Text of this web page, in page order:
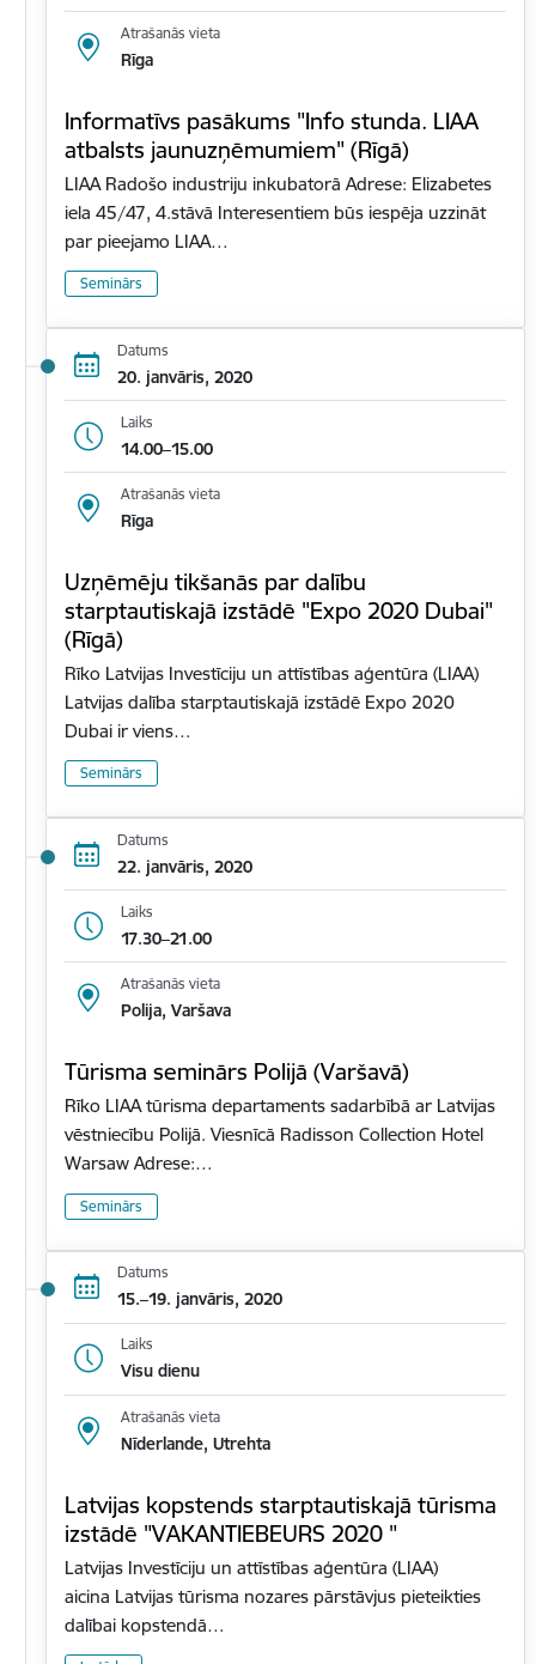
Atrašanās vieta
Rīga
Informatīvs pasākums "Info stunda. LIAA
atbalsts jaunuzņēmumiem" (Rīgā)
LIAA Radošo industriju inkubatorā Adrese: Elizabetes
iela 45/47, 4.stāvā Interesentiem būs iespēja uzzināt
par pieejamo LIAA…
Seminārs
Datums
20. janvāris, 2020
Laiks
14.00–15.00
Atrašanās vieta
Rīga
Uzņēmēju tikšanās par dalību
starptautiskajā izstādē "Expo 2020 Dubai"
(Rīgā)
Rīko Latvijas Investīciju un attīstības aģentūra (LIAA)
Latvijas dalība starptautiskajā izstādē Expo 2020
Dubai ir viens…
Seminārs
Datums
22. janvāris, 2020
Laiks
17.30–21.00
Atrašanās vieta
Polija, Varšava
Tūrisma seminārs Polijā (Varšavā)
Rīko LIAA tūrisma departaments sadarbībā ar Latvijas
vēstniecību Polijā. Viesnīcā Radisson Collection Hotel
Warsaw Adrese:…
Seminārs
Datums
15.–19. janvāris, 2020
Laiks
Visu dienu
Atrašanās vieta
Nīderlande, Utrehta
Latvijas kopstends starptautiskajā tūrisma
izstādē "VAKANTIEBEURS 2020 "
Latvijas Investīciju un attīstības aģentūra (LIAA)
aicina Latvijas tūrisma nozares pārstāvjus pieteikties
dalībai kopstendā…